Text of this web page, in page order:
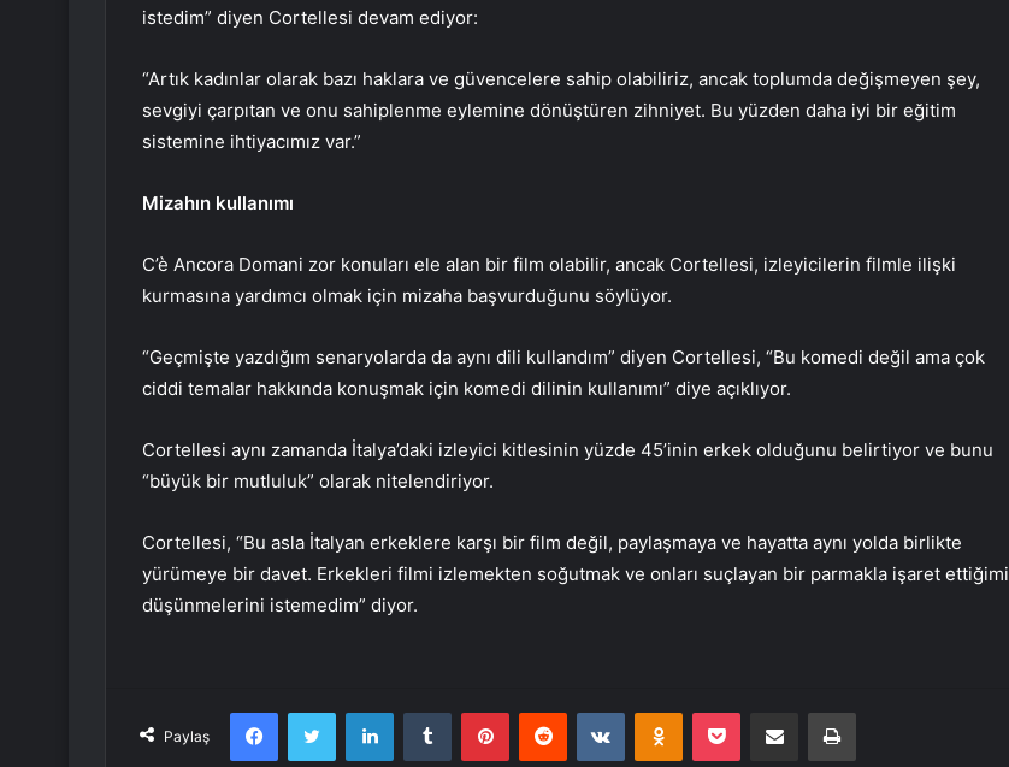
istedim” diyen Cortellesi devam ediyor:
“Artık kadınlar olarak bazı haklara ve güvencelere sahip olabiliriz, ancak toplumda değişmeyen şey,
sevgiyi çarpıtan ve onu sahiplenme eylemine dönüştüren zihniyet. Bu yüzden daha iyi bir eğitim
sistemine ihtiyacımız var.”
Mizahın kullanımı
C’è Ancora Domani zor konuları ele alan bir film olabilir, ancak Cortellesi, izleyicilerin filmle ilişki
kurmasına yardımcı olmak için mizaha başvurduğunu söylüyor.
“Geçmişte yazdığım senaryolarda da aynı dili kullandım” diyen Cortellesi, “Bu komedi değil ama çok
ciddi temalar hakkında konuşmak için komedi dilinin kullanımı” diye açıklıyor.
Cortellesi aynı zamanda İtalya’daki izleyici kitlesinin yüzde 45’inin erkek olduğunu belirtiyor ve bunu
“büyük bir mutluluk” olarak nitelendiriyor.
Cortellesi, “Bu asla İtalyan erkeklere karşı bir film değil, paylaşmaya ve hayatta aynı yolda birlikte
yürümeye bir davet. Erkekleri filmi izlemekten soğutmak ve onları suçlayan bir parmakla işaret ettiğimi
düşünmelerini istemedim” diyor.
Paylaş
FacebookTwitter LinkedInTumblr PinterestReddit VKontakteOdnoklassniki
Pocket E-Posta ile paylaş Yazdır